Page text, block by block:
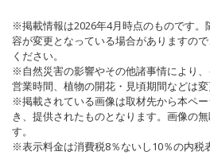
※掲載情報は2026年4月時点のものです。
容が変更となっている場合がありますの
ください。
※自然災害の影響やその他諸事情により
営業時間、植物の開花・見頃期間などは変
※掲載されている画像は取材先から本ペ
き、提供されたものとなります。画像の
す。
※表示料金は消費税8％ないし10％の内税